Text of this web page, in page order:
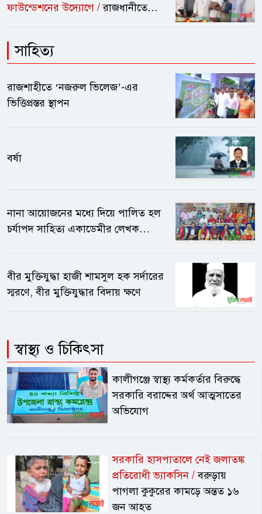
ফাউন্ডেশনের উদ্যোগে /রাজধানীতে
সাদা সম্মাননা প্রদান
সাহিত্য
রাজশাহীতে ‘নজরুল ভিলেজ’-এর
ভিত্তিপ্রস্তর স্থাপন
বর্ষা
নানা আয়োজনের মধ্যে দিয়ে পালিত হল
চর্যাপদ সাহিত্য একাডেমীর লেখক
বীর মুক্তিযুদ্ধা হাজী শামসুল হক সর্দারের
স্মরণে, বীর মুক্তিযুদ্ধার বিদায় ক্ষণে
স্বাস্থ্য ও চিকিৎসা
কালীগঞ্জে স্বাস্থ্য কর্মকর্তার বিরুদ্ধে
সরকারি বরাদ্দের অর্থ আত্মসাতের
অভিযোগ
সরকারি হাসপাতালে নেই জলাতঙ্ক
প্রতিরোধী ভ্যাকসিন /বরুড়ায়
পাগলা কুকুরের কামড়ে অন্তত ১৬
জন আহত